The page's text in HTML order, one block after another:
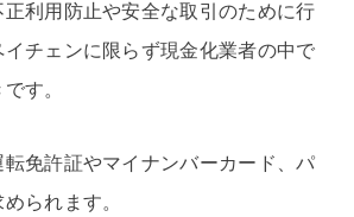
利用防止や安全な取引のために行
チェンに限らず現金化業者の中で
す。
免許証やマイナンバーカード、パ
られます。